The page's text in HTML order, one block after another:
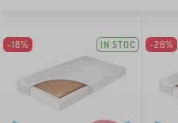
-18% IN STOC -26%